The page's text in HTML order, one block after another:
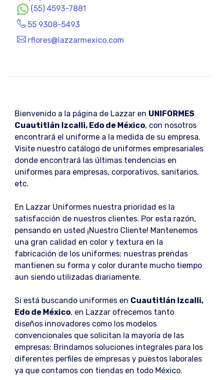
(55) 4593-7881
55 9308-5493
rflores@lazzarmexico.com
Bienvenido a la página de Lazzar en UNIFORMES
Cuautitlán Izcalli, Edo de México, con nosotros
encontrará el uniforme a la medida de su empresa.
Visite nuestro catálogo de uniformes empresariales
donde encontrará las últimas tendencias en
uniformes para empresas, corporativos, sanitarios,
etc.
En Lazzar Uniformes nuestra prioridad es la
satisfacción de nuestros clientes. Por esta razón,
pensando en usted ¡Nuestro Cliente! Mantenemos
una gran calidad en color y textura en la
fabricación de los uniformes; nuestras prendas
mantienen su forma y color durante mucho tiempo
aun siendo utilizadas diariamente.
Si está buscando uniformes en Cuautitlán Izcalli,
Edo de México, en Lazzar ofrecemos tanto
diseños innovadores como los modelos
convencionales que solicitan la mayoría de las
empresas: Brindamos soluciones integrales para los
diferentes perfiles de empresas y puestos laborales
ya que contamos con tiendas en todo México.